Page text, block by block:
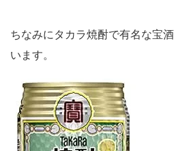
ちなみにタカラ焼酎で有名な宝
います。